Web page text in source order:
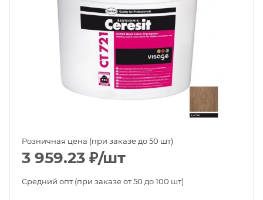
Розничная цена (при заказе до 50 шт)
3 959.23 ₽/шт
Средний опт (при заказе от 50 до 100 шт)